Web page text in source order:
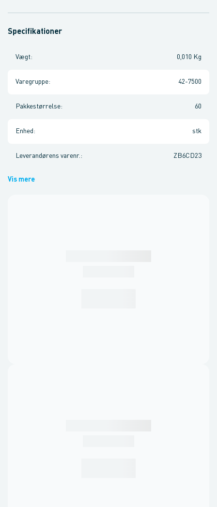
Specifikationer
Vægt: 0,010 Kg
Varegruppe: 42-7500
Pakkestørrelse: 60
Enhed : stk
Leverandørens varenr. : ZB6CD23
Vis mere